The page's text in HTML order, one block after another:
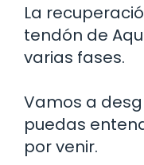
La
tendón de
varias fases.
Vamos a
puedas
por venir.